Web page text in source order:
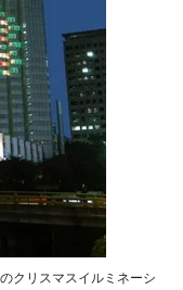
クリスマスイルミネーシ